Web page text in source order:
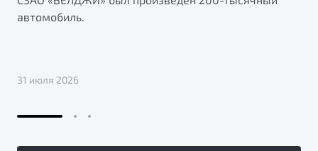
автомобиль.
31 июля 2026